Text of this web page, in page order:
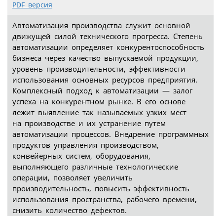
PDF версия
Автоматизация производства служит основной
движущей силой технического прогресса. Степень
автоматизации определяет конкурентоспособность
бизнеса через качество выпускаемой продукции,
уровень производительности, эффективности
использования основных ресурсов предприятия.
Комплексный подход к автоматизации — залог
успеха на конкурентном рынке. В его основе
лежит выявление так называемых узких мест
на производстве и их устранение путем
автоматизации процессов. Внедрение программных
продуктов управления производством,
конвейерных систем, оборудования,
выполняющего различные технологические
операции, позволяет увеличить
производительность, повысить эффективность
использования пространства, рабочего времени,
снизить количество дефектов.